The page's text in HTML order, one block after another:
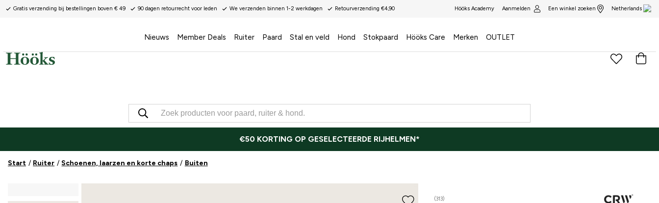
Gratis verzending bij bestellingen boven € 49 90 dagen retourrecht voor leden We verzenden binnen 1-2 werkdagen Retourverzending €4,90 Hööks Academy Aanmelden Een winkel zoeken Netherlands
Nieuws Member Deals Ruiter Paard Stal en veld Hond Stokpaard Hööks Care Merken OUTLET
€50 KORTING OP GESELECTEERDE RIJHELMEN*
Start Ruiter Schoenen, laarzen en korte chaps Buiten
(313)